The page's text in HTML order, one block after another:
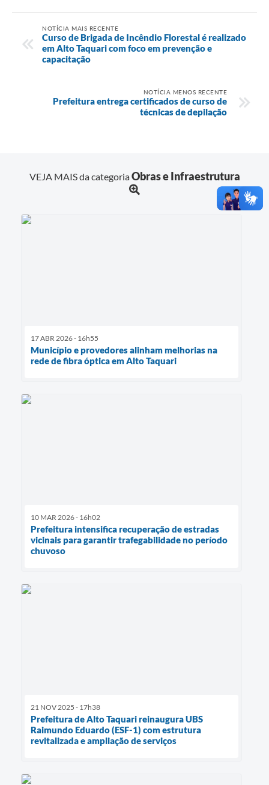
NOTÍCIA MAIS RECENTE
Curso de Brigada de Incêndio Florestal é realizado
em Alto Taquari com foco em prevenção e
capacitação
NOTÍCIA MENOS RECENTE
Prefeitura entrega certificados de curso de
técnicas de depilação
VEJA MAIS da categoriaObras e Infraestrutura
17 ABR 2026 - 16h55
Município e provedores alinham melhorias na
rede de fibra óptica em Alto Taquari
10 MAR 2026 - 16h02
Prefeitura intensifica recuperação de estradas
vicinais para garantir trafegabilidade no período
chuvoso
21 NOV 2025 - 17h38
Prefeitura de Alto Taquari reinaugura UBS
Raimundo Eduardo (ESF-1) com estrutura
revitalizada e ampliação de serviços